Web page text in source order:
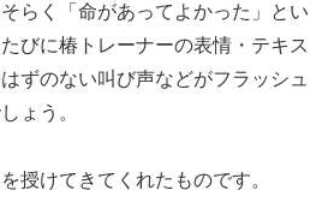
らく「命があってよかった」とい
びに椿トレーナーの表情・テキス
ずのない叫び声などがフラッシュ
ょう。
授けてきてくれたものです。